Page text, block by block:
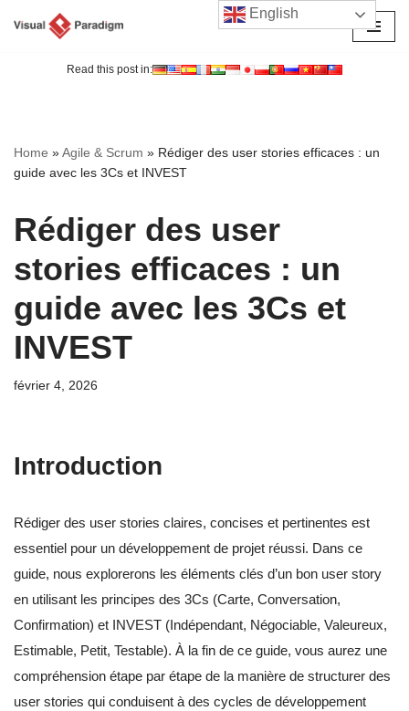
Read this post in:
Home »Agile & Scrum » Rédiger des user stories efficaces : un
guide avec les 3Cs et INVEST
Rédiger des user
stories efficaces : un
guide avec les 3Cs et
INVEST
février 4, 2026
Introduction
Rédiger des user stories claires, concises et pertinentes est
essentiel pour un développement de projet réussi. Dans ce
guide, nous explorerons les éléments clés d’un bon user story
en utilisant les principes des 3Cs (Carte, Conversation,
Confirmation) et INVEST (Indépendant, Négociable, Valeureux,
Estimable, Petit, Testable). À la fin de ce guide, vous aurez une
compréhension étape par étape de la manière de structurer des
user stories qui conduisent à des cycles de développement
English